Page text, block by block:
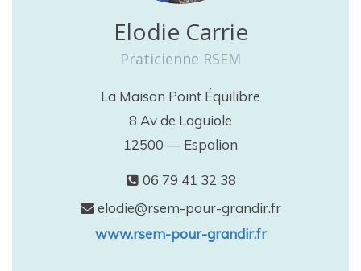
Elodie Carrie
Praticienne RSEM
La Maison Point Équilibre
8 Av de Laguiole
12500 — Espalion
06 79 41 32 38
elodie@rsem-pour-grandir.fr
www.rsem-pour-grandir.fr